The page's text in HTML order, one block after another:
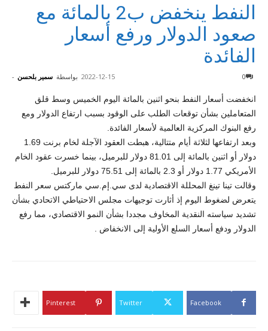
النفط ينخفض ب2 بالمائة مع
صعود الدولار ورفع أسعار
الفائدة
بواسطة سمير بلحسن - 2022-12-15 0
انخفضت أسعار النفط بنحو اثنين بالمائة اليوم الخميس وسط قلق
المتعاملين بشأن توقعات الطلب على الوقود بسبب ارتفاع الدولار ومع
رفع البنوك المركزية العالمية لأسعار الفائدة.
وبعد ارتفاعها لثلاثة أيام متتالية، هبطت العقود الآجلة لخام برنت 1.69
دولار أو اثنين بالمائة إلى 81.01 دولار للبرميل، بينما خسرت عقود الخام
الأمريكي 1.77 دولار أو 2.3 بالمائة إلى 75.51 دولار للبرميل.
وقالت تينا تينغ المحللة الاقتصادية لدى سي.إم.سي ماركتس سعر النفط
يتعرض لضغوط اليوم إذ أثارت توجيهات مجلس الاحتياطي الاتحادي بشأن
تشديد سياسته النقدية المخاوف مجددا بشأن النمو الاقتصادي، مما رفع
الدولار ودفع أسعار السلع الأولية إلى الانخفاض .
Facebook
Twitter
Pinterest